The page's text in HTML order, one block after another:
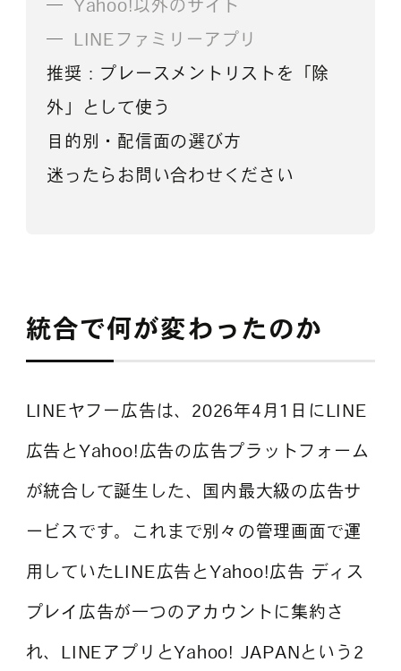
Yahoo!以外のサイト
LINEファミリーアプリ
推奨：プレースメントリストを「除
外」として使う
目的別・配信面の選び方
迷ったらお問い合わせください
統合で何が変わったのか
LINEヤフー広告は、2026年4月1日にLINE
広告とYahoo!広告の広告プラットフォーム
が統合して誕生した、国内最大級の広告サ
ービスです。これまで別々の管理画面で運
用していたLINE広告とYahoo!広告 ディス
プレイ広告が一つのアカウントに集約さ
れ、LINEアプリとYahoo! JAPANという2